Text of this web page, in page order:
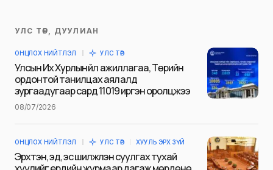
Таны имэйл хаягийг нийтлэхгүй.
тэмдэглэсэн
Name
УЛС ТӨР, ДУУЛИАН
ОНЦЛОХ НИЙТЛЭЛ УЛС ТӨР
Улсын Их Хурлын үйл ажиллагаа, Төрийн
ордонтой танилцах аялалд
зургаадугаар сард 11019 иргэн оролцжээ
08/07/2026
ОНЦЛОХ НИЙТЛЭЛ УЛС ТӨР ХУУЛЬ ЭРХ ЗҮЙ
Эрхтэн, эд, эс шилжүүлэн суулгах тухай